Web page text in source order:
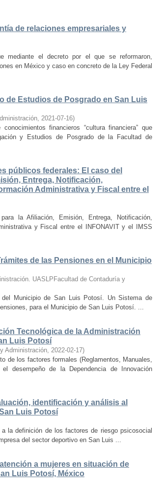
de relaciones empresariales y
mediante el decreto por el que se reformaron,
en México y caso en concreto de la Ley Federal
de Estudios de Posgrado en San Luis
, 2021-07-16)
financieros “cultura financiera” que
y Estudios de Posgrado de la Facultad de
públicos federales: El caso del
Entrega, Notificación,
Administrativa y Fiscal entre el
la Afiliación, Emisión, Entrega, Notificación,
y Fiscal entre el INFONAVIT y el IMSS
de las Pensiones en el Municipio
UASLPFacultad de Contaduría y
Municipio de San Luis Potosí. Un Sistema de
para el Municipio de San Luis Potosí. ...
Tecnológica de la Administración
Luis Potosí
Administración, 2022-02-17)
de los factores formales (Reglamentos, Manuales,
desempeño de la Dependencia de Innovación
identificación y análisis al
Luis Potosí
la definición de los factores de riesgo psicosocial
del sector deportivo en San Luis ...
a mujeres en situación de
Luis Potosí, México